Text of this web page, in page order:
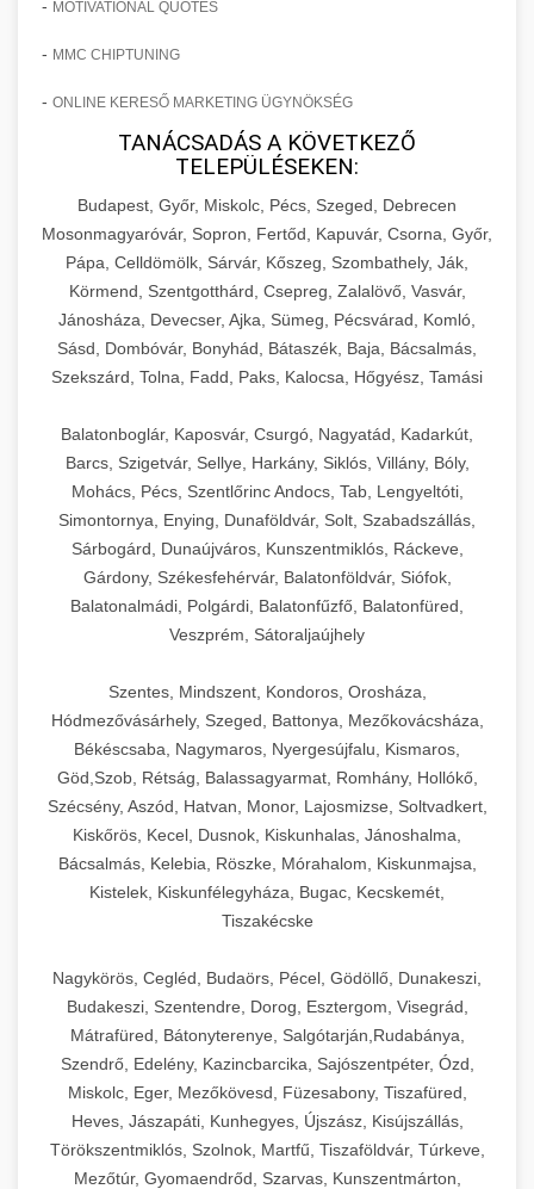
- MOTIVATIONAL QUOTES
- MMC CHIPTUNING
- ONLINE KERESŐ MARKETING ÜGYNÖKSÉG
TANÁCSADÁS A KÖVETKEZŐ
TELEPÜLÉSEKEN:
Budapest, Győr, Miskolc, Pécs, Szeged, Debrecen
Mosonmagyaróvár, Sopron, Fertőd, Kapuvár, Csorna, Győr,
Pápa, Celldömölk, Sárvár, Kőszeg, Szombathely, Ják,
Körmend, Szentgotthárd, Csepreg, Zalalövő, Vasvár,
Jánosháza, Devecser, Ajka, Sümeg, Pécsvárad, Komló,
Sásd, Dombóvár, Bonyhád, Bátaszék, Baja, Bácsalmás,
Szekszárd, Tolna, Fadd, Paks, Kalocsa, Hőgyész, Tamási
Balatonboglár, Kaposvár, Csurgó, Nagyatád, Kadarkút,
Barcs, Szigetvár, Sellye, Harkány, Siklós, Villány, Bóly,
Mohács, Pécs, Szentlőrinc Andocs, Tab, Lengyeltóti,
Simontornya, Enying, Dunaföldvár, Solt, Szabadszállás,
Sárbogárd, Dunaújváros, Kunszentmiklós, Ráckeve,
Gárdony, Székesfehérvár, Balatonföldvár, Siófok,
Balatonalmádi, Polgárdi, Balatonfűzfő, Balatonfüred,
Veszprém, Sátoraljaújhely
Szentes, Mindszent, Kondoros, Orosháza,
Hódmezővásárhely, Szeged, Battonya, Mezőkovácsháza,
Békéscsaba, Nagymaros, Nyergesújfalu, Kismaros,
Göd,Szob, Rétság, Balassagyarmat, Romhány, Hollókő,
Szécsény, Aszód, Hatvan, Monor, Lajosmizse, Soltvadkert,
Kiskőrös, Kecel, Dusnok, Kiskunhalas, Jánoshalma,
Bácsalmás, Kelebia, Röszke, Mórahalom, Kiskunmajsa,
Kistelek, Kiskunfélegyháza, Bugac, Kecskemét,
Tiszakécske
Nagykörös, Cegléd, Budaörs, Pécel, Gödöllő, Dunakeszi,
Budakeszi, Szentendre, Dorog, Esztergom, Visegrád,
Mátrafüred, Bátonyterenye, Salgótarján,Rudabánya,
Szendrő, Edelény, Kazincbarcika, Sajószentpéter, Ózd,
Miskolc, Eger, Mezőkövesd, Füzesabony, Tiszafüred,
Heves, Jászapáti, Kunhegyes, Újszász, Kisújszállás,
Törökszentmiklós, Szolnok, Martfű, Tiszaföldvár, Túrkeve,
Mezőtúr, Gyomaendrőd, Szarvas, Kunszentmárton,